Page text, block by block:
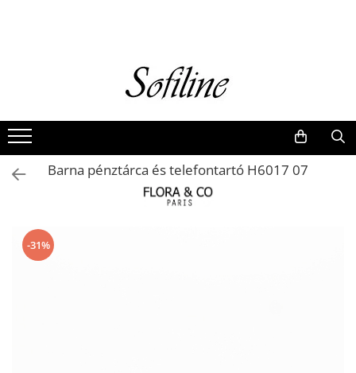
Valódi bőr
Hátizsákok
Elegáns kistáskák
Barna pénztárca és telefontartó H6017 07
-31%